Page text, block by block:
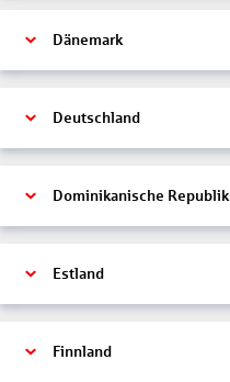
Dänemark
Deutschland
Dominikanische Republik
Estland
Finnland